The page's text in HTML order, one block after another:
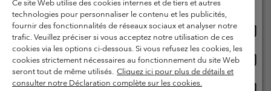
Gebruiksvoorwaarden
Verkoopvoorwaarden
Garantie
Privacybeleid
Gebruiksvoorwaarden voor lidmaatschap
Voorwaarden voor door gebruikers gegenereerde inhoud
Impressum
Cookies
Ce site Web utilise des cookies internes et de tiers et autres
technologies pour personnaliser le contenu et les publicités,
fournir des fonctionnalités de réseaux sociaux et analyser notre
trafic. Veuillez préciser si vous acceptez notre utilisation de ces
cookies via les options ci-dessous. Si vous refusez les cookies, les
cookies strictement nécessaires au fonctionnement du site Web
seront tout de même utilisés. Cliquez ici pour plus de détails et
consulter notre Déclaration complète sur les cookies.
United States
Belgium-English
Belgium-Français